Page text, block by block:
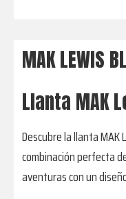
MAK LEWIS
Llanta MAK
Descubre la llanta MAK
combinación perfecta
aventuras con un